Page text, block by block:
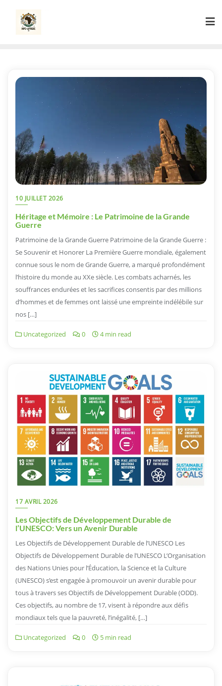
content
10 JUILLET 2026
Héritage et Mémoire : Le Patrimoine de la Grande
Guerre
Patrimoine de la Grande Guerre Patrimoine de la Grande Guerre :
Se Souvenir et Honorer La Première Guerre mondiale, également
connue sous le nom de Grande Guerre, a marqué profondément
l’histoire du monde au XXe siècle. Les combats acharnés, les
souffrances endurées et les sacrifices consentis par des millions
d’hommes et de femmes ont laissé une empreinte indélébile sur
nos […]
Uncategorized 0 4 min read
17 AVRIL 2026
Les Objectifs de Développement Durable de
l’UNESCO: Vers un Avenir Durable
Les Objectifs de Développement Durable de l’UNESCO Les
Objectifs de Développement Durable de l’UNESCO L’Organisation
des Nations Unies pour l’Éducation, la Science et la Culture
(UNESCO) s’est engagée à promouvoir un avenir durable pour
tous à travers ses Objectifs de Développement Durable (ODD).
Ces objectifs, au nombre de 17, visent à répondre aux défis
mondiaux tels que la pauvreté, l’inégalité, […]
Uncategorized 0 5 min read